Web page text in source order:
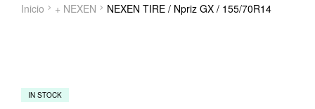
Inicio + NEXEN NEXEN TIRE / Npriz GX / 155/70R14
IN STOCK